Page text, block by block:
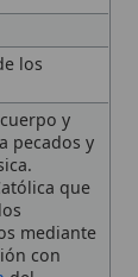
y
y
que
,